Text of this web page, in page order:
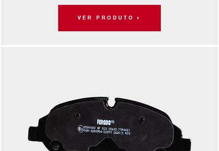
VER PRODUTO